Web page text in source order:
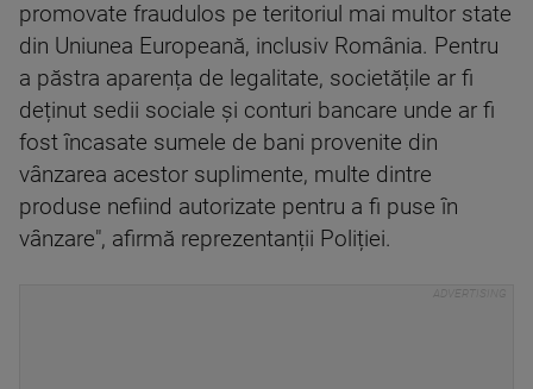
promovate fraudulos pe teritoriul mai multor state
din Uniunea Europeană, inclusiv România. Pentru
a păstra aparența de legalitate, societățile ar fi
deținut sedii sociale și conturi bancare unde ar fi
fost încasate sumele de bani provenite din
vânzarea acestor suplimente, multe dintre
produse nefiind autorizate pentru a fi puse în
vânzare", afirmă reprezentanții Poliției.